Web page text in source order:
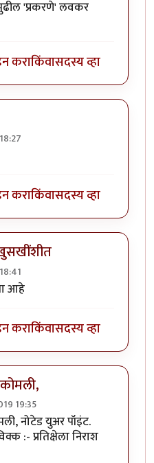
'प्रकरणे' लवकर
कराकिंवासदस्य व्हा
कराकिंवासदस्य व्हा
आहे
कराकिंवासदस्य व्हा
19:35
अत्यन्त खुसखींशीतby
नोटेड युअर पॉइंट.
:- प्रतिक्षेला निराश